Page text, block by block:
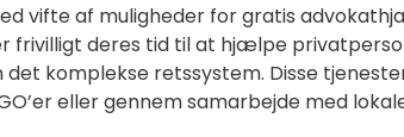
vifte af muligheder for gratis
frivilligt deres tid til at hjælpe
det komplekse retssystem. Disse
eller gennem samarbejde med